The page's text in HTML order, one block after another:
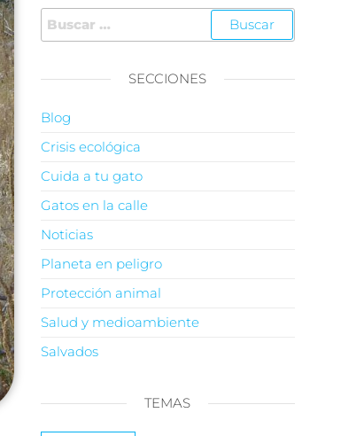
SECCIONES
Blog
Crisis ecológica
Cuida a tu gato
Gatos en la calle
Noticias
Planeta en peligro
Protección animal
Salud y medioambiente
Salvados
TEMAS